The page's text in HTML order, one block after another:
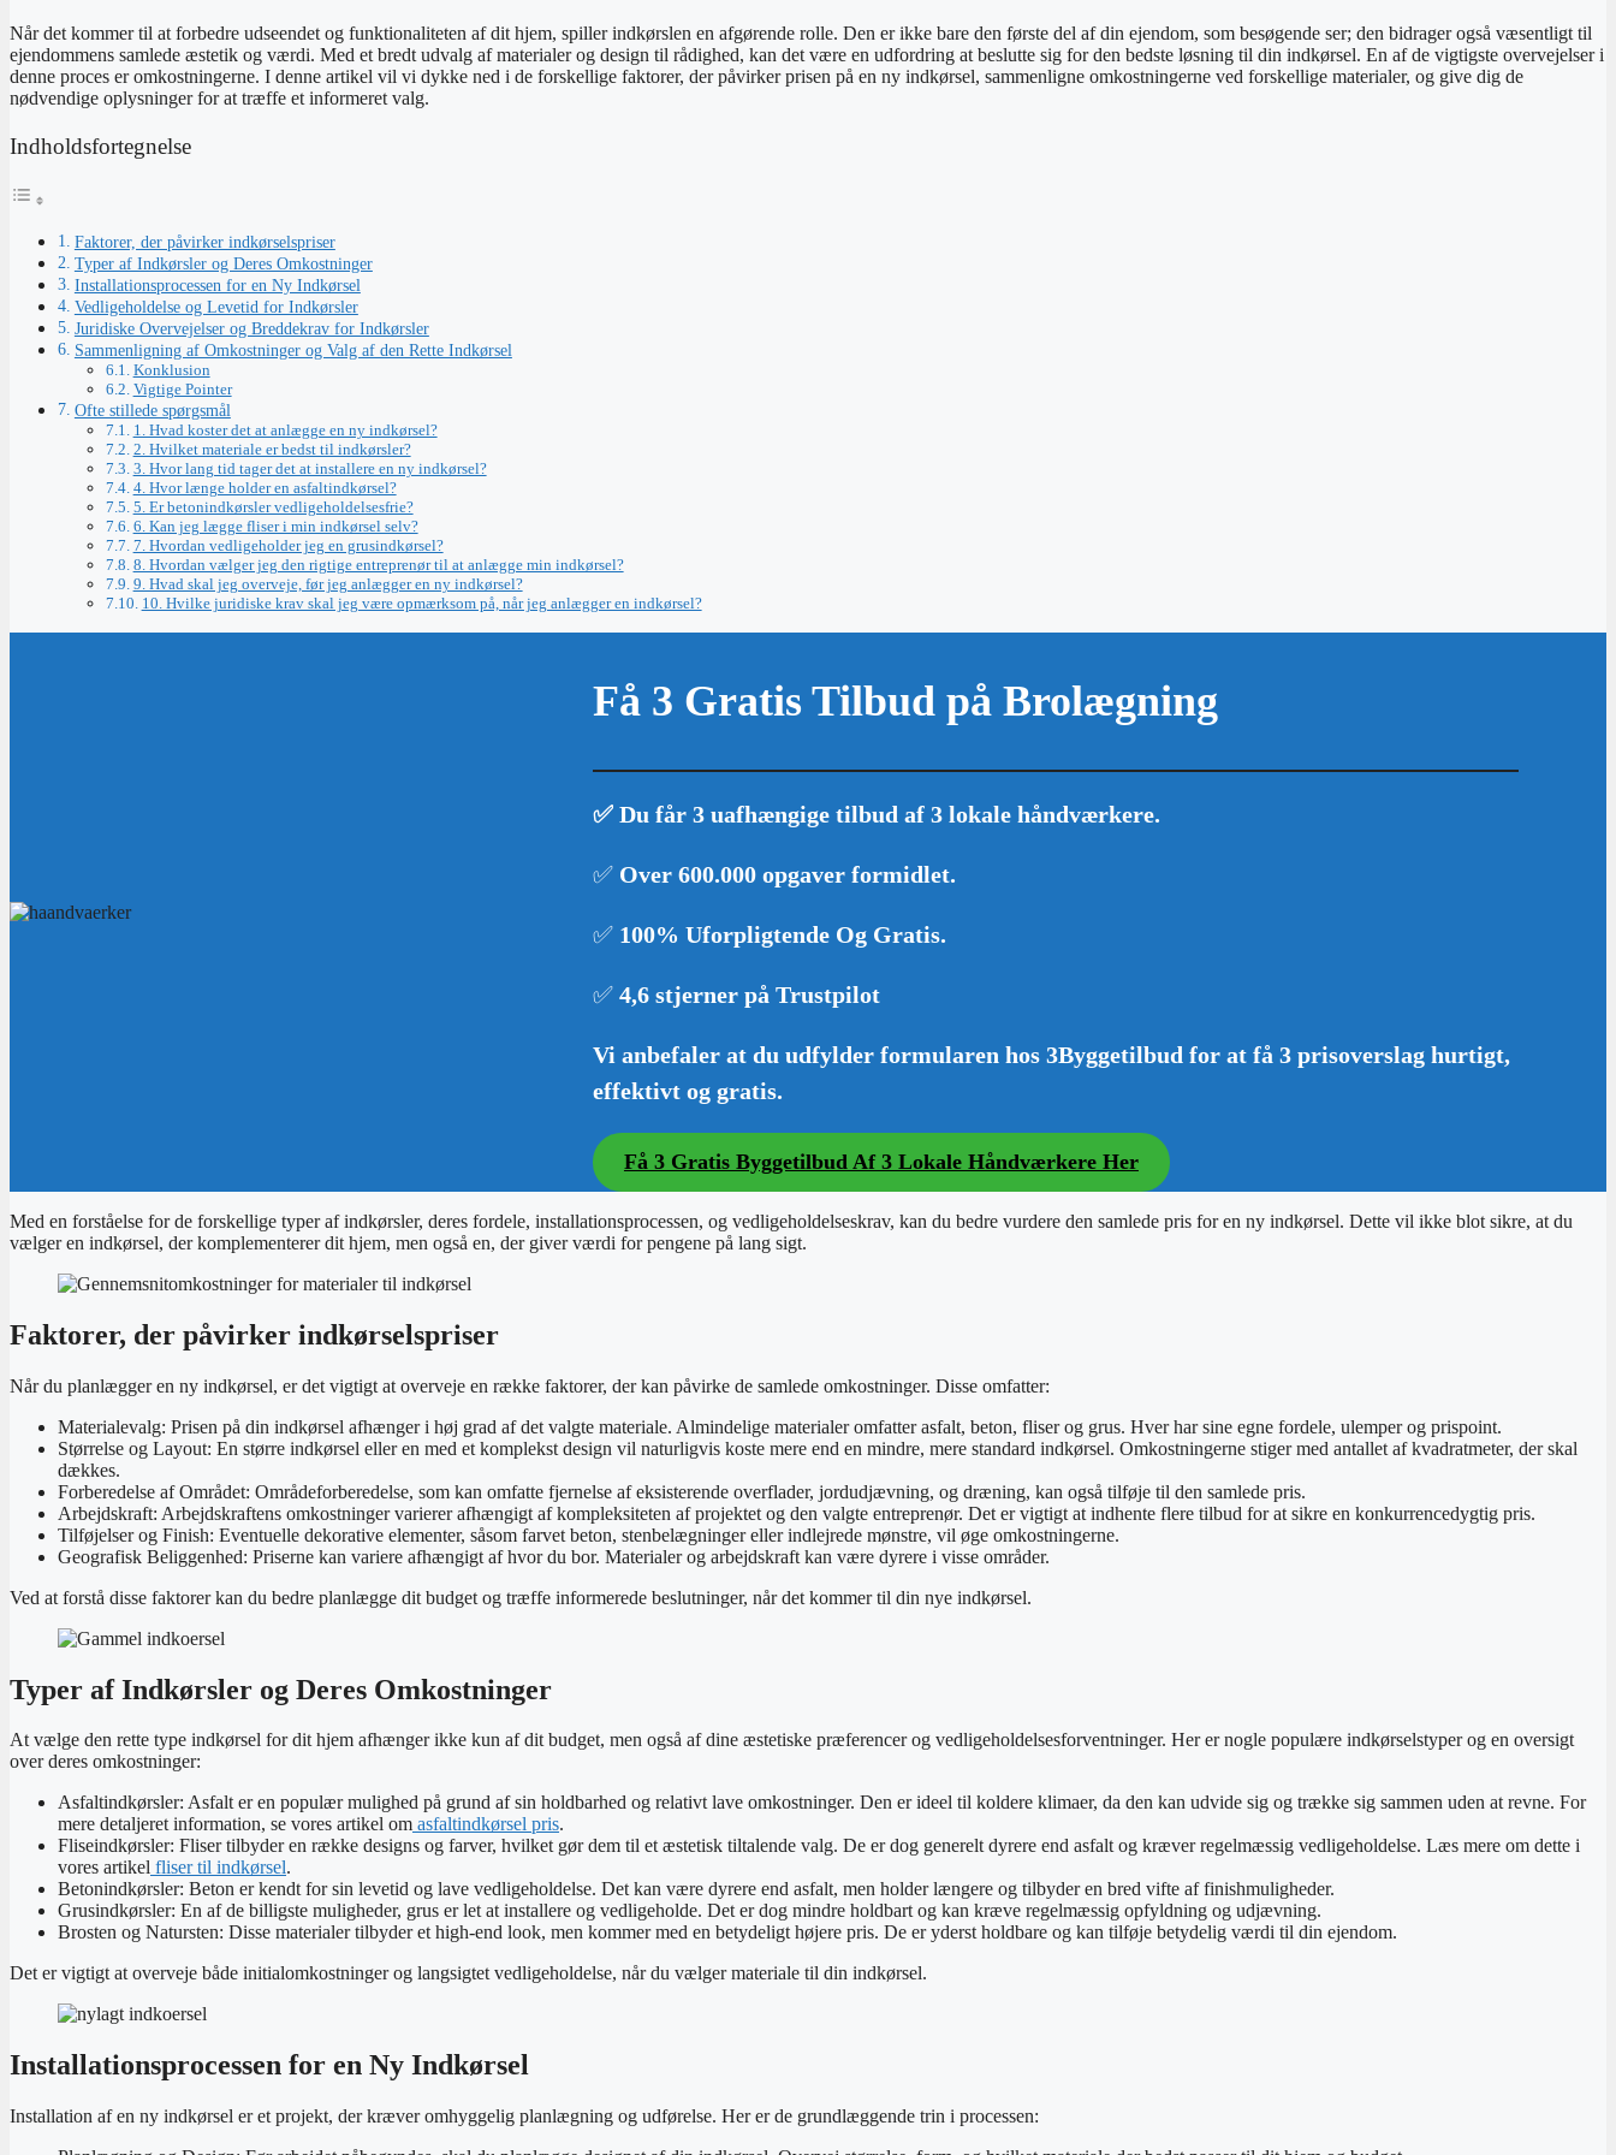
Når det kommer til at forbedre udseendet og funktionaliteten af dit hjem, spiller indkørslen en afgørende rolle. Den er ikke bare den første del af din ejendom, som besøgende ser; den bidrager også væsentligt til
ejendommens samlede æstetik og værdi. Med et bredt udvalg af materialer og design til rådighed, kan det være en udfordring at beslutte sig for den bedste løsning til din indkørsel. En af de vigtigste overvejelser i
denne proces er omkostningerne. I denne artikel vil vi dykke ned i de forskellige faktorer, der påvirker prisen på en ny indkørsel, sammenligne omkostningerne ved forskellige materialer, og give dig de
nødvendige oplysninger for at træffe et informeret valg.
Indholdsfortegnelse
Faktorer, der påvirker indkørselspriser
Typer af Indkørsler og Deres Omkostninger
Installationsprocessen for en Ny Indkørsel
Vedligeholdelse og Levetid for Indkørsler
Juridiske Overvejelser og Breddekrav for Indkørsler
Sammenligning af Omkostninger og Valg af den Rette Indkørsel
Konklusion
Vigtige Pointer
Ofte stillede spørgsmål
1. Hvad koster det at anlægge en ny indkørsel?
2. Hvilket materiale er bedst til indkørsler?
3. Hvor lang tid tager det at installere en ny indkørsel?
4. Hvor længe holder en asfaltindkørsel?
5. Er betonindkørsler vedligeholdelsesfrie?
6. Kan jeg lægge fliser i min indkørsel selv?
7. Hvordan vedligeholder jeg en grusindkørsel?
8. Hvordan vælger jeg den rigtige entreprenør til at anlægge min indkørsel?
9. Hvad skal jeg overveje, før jeg anlægger en ny indkørsel?
10. Hvilke juridiske krav skal jeg være opmærksom på, når jeg anlægger en indkørsel?
Få 3 Gratis Tilbud på Brolægning
✅ Du får 3 uafhængige tilbud af 3 lokale håndværkere.
✅ Over 600.000 opgaver formidlet.
✅ 100% Uforpligtende Og Gratis.
✅ 4,6 stjerner på Trustpilot
Vi anbefaler at du udfylder formularen hos 3Byggetilbud for at få 3 prisoverslag hurtigt,
effektivt og gratis.
Få 3 Gratis Byggetilbud Af 3 Lokale Håndværkere Her
Med en forståelse for de forskellige typer af indkørsler, deres fordele, installationsprocessen, og vedligeholdelseskrav, kan du bedre vurdere den samlede pris for en ny indkørsel. Dette vil ikke blot sikre, at du
vælger en indkørsel, der komplementerer dit hjem, men også en, der giver værdi for pengene på lang sigt.
Faktorer, der påvirker indkørselspriser
Når du planlægger en ny indkørsel, er det vigtigt at overveje en række faktorer, der kan påvirke de samlede omkostninger. Disse omfatter:
Materialevalg: Prisen på din indkørsel afhænger i høj grad af det valgte materiale. Almindelige materialer omfatter asfalt, beton, fliser og grus. Hver har sine egne fordele, ulemper og prispoint.
Størrelse og Layout: En større indkørsel eller en med et komplekst design vil naturligvis koste mere end en mindre, mere standard indkørsel. Omkostningerne stiger med antallet af kvadratmeter, der skal
dækkes.
Forberedelse af Området: Områdeforberedelse, som kan omfatte fjernelse af eksisterende overflader, jordudjævning, og dræning, kan også tilføje til den samlede pris.
Arbejdskraft: Arbejdskraftens omkostninger varierer afhængigt af kompleksiteten af projektet og den valgte entreprenør. Det er vigtigt at indhente flere tilbud for at sikre en konkurrencedygtig pris.
Tilføjelser og Finish: Eventuelle dekorative elementer, såsom farvet beton, stenbelægninger eller indlejrede mønstre, vil øge omkostningerne.
Geografisk Beliggenhed: Priserne kan variere afhængigt af hvor du bor. Materialer og arbejdskraft kan være dyrere i visse områder.
Ved at forstå disse faktorer kan du bedre planlægge dit budget og træffe informerede beslutninger, når det kommer til din nye indkørsel.
Typer af Indkørsler og Deres Omkostninger
At vælge den rette type indkørsel for dit hjem afhænger ikke kun af dit budget, men også af dine æstetiske præferencer og vedligeholdelsesforventninger. Her er nogle populære indkørselstyper og en oversigt
over deres omkostninger:
Asfaltindkørsler: Asfalt er en populær mulighed på grund af sin holdbarhed og relativt lave omkostninger. Den er ideel til koldere klimaer, da den kan udvide sig og trække sig sammen uden at revne. For
mere detaljeret information, se vores artikel om asfaltindkørsel pris.
Fliseindkørsler: Fliser tilbyder en række designs og farver, hvilket gør dem til et æstetisk tiltalende valg. De er dog generelt dyrere end asfalt og kræver regelmæssig vedligeholdelse. Læs mere om dette i
vores artikel fliser til indkørsel.
Betonindkørsler: Beton er kendt for sin levetid og lave vedligeholdelse. Det kan være dyrere end asfalt, men holder længere og tilbyder en bred vifte af finishmuligheder.
Grusindkørsler: En af de billigste muligheder, grus er let at installere og vedligeholde. Det er dog mindre holdbart og kan kræve regelmæssig opfyldning og udjævning.
Brosten og Natursten: Disse materialer tilbyder et high-end look, men kommer med en betydeligt højere pris. De er yderst holdbare og kan tilføje betydelig værdi til din ejendom.
Det er vigtigt at overveje både initialomkostninger og langsigtet vedligeholdelse, når du vælger materiale til din indkørsel.
Installationsprocessen for en Ny Indkørsel
Installation af en ny indkørsel er et projekt, der kræver omhyggelig planlægning og udførelse. Her er de grundlæggende trin i processen: